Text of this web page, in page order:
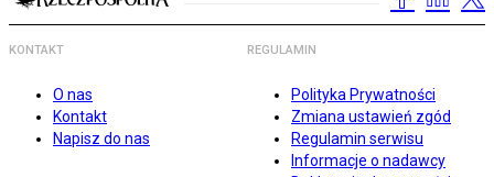
KONTAKT
O nas
Kontakt
Napisz do nas
REGULAMIN
Polityka Prywatności
Zmiana ustawień zgód
Regulamin serwisu
Informacje o nadawcy